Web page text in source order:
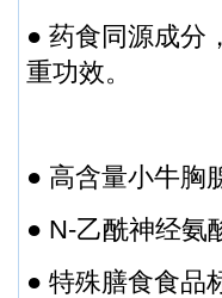
● 药食同源成分
重功效。
● 高含量小牛胸
● N-乙酰神经氨
● 特殊膳食食品